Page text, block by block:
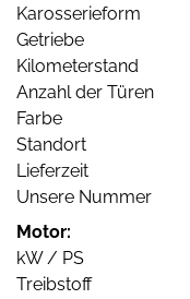
Karosserieform
Getriebe
Kilometerstand
Anzahl der Türen
Farbe
Standort
Lieferzeit
Unsere Nummer
Motor:
kW / PS
Treibstoff